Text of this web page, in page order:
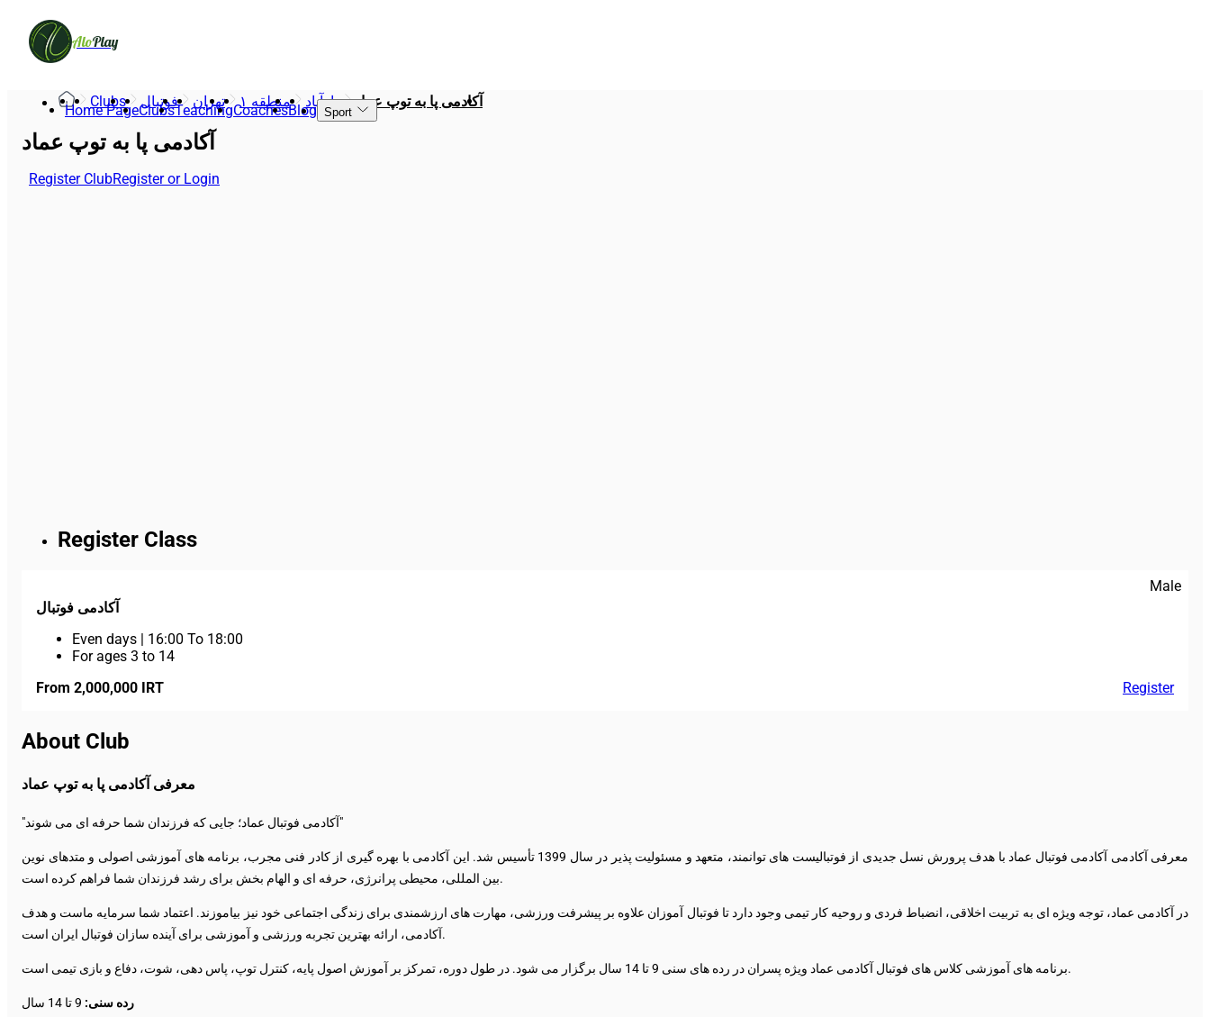
AloPlay
Home PageClubsTeachingCoachesBlog Sport
Register ClubRegister or Login
Clubs فوتبال تهران منطقه ۱ دارآباد آکادمی پا به توپ عماد
آکادمی پا به توپ عماد
Register Class
Male
آکادمی فوتبال
Even days | 16:00 To 18:00
For ages 3 to 14
From 2,000,000 IRT
Register
About Club
معرفی آکادمی پا به توپ عماد
"آکادمی فوتبال عماد؛ جایی که فرزندان شما حرفه ای می شوند"
معرفی آکادمی آکادمی فوتبال عماد با هدف پرورش نسل جدیدی از فوتبالیست های توانمند، متعهد و مسئولیت پذیر در سال 1399 تأسیس شد. این آکادمی با بهره گیری از کادر فنی مجرب، برنامه های آموزشی اصولی و متدهای نوین
بین المللی، محیطی پرانرژی، حرفه ای و الهام بخش برای رشد فرزندان شما فراهم کرده است.
در آکادمی عماد، توجه ویژه ای به تربیت اخلاقی، انضباط فردی و روحیه کار تیمی وجود دارد تا فوتبال آموزان علاوه بر پیشرفت ورزشی، مهارت های ارزشمندی برای زندگی اجتماعی خود نیز بیاموزند. اعتماد شما سرمایه ماست و هدف
آکادمی، ارائه بهترین تجربه ورزشی و آموزشی برای آینده سازان فوتبال ایران است.
برنامه های آموزشی کلاس های فوتبال آکادمی عماد ویژه پسران در رده های سنی 9 تا 14 سال برگزار می شود. در طول دوره، تمرکز بر آموزش اصول پایه، کنترل توپ، پاس دهی، شوت، دفاع و بازی تیمی است.
رده سنی: